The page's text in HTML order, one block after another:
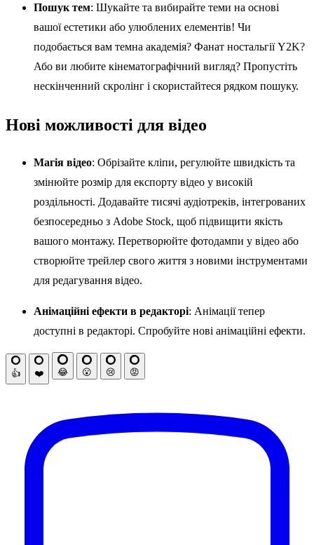
Пошук тем: Шукайте та вибирайте теми на основі
вашої естетики або улюблених елементів! Чи
подобається вам темна академія? Фанат ностальгії Y2K?
Або ви любите кінематографічний вигляд? Пропустіть
нескінченний скролінг і скористайтеся рядком пошуку.
Нові можливості для відео
Магія відео: Обрізайте кліпи, регулюйте швидкість та
змінюйте розмір для експорту відео у високій
роздільності. Додавайте тисячі аудіотреків, інтегрованих
безпосередньо з Adobe Stock, щоб підвищити якість
вашого монтажу. Перетворюйте фотодампи у відео або
створюйте трейлер свого життя з новими інструментами
для редагування відео.
Анімаційні ефекти в редакторі: Анімації тепер
доступні в редакторі. Спробуйте нові анімаційні ефекти.
👍 ❤️ 😂 😮 😢 😡